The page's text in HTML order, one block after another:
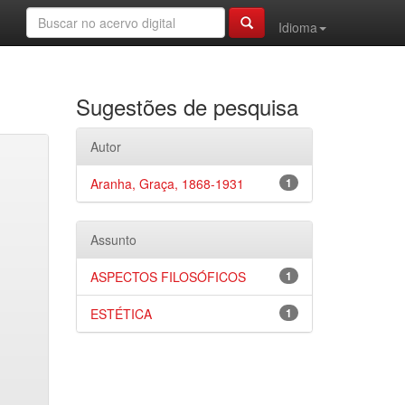
Idioma
Sugestões de pesquisa
Autor
1
Aranha, Graça, 1868-1931
Assunto
1
ASPECTOS FILOSÓFICOS
1
ESTÉTICA